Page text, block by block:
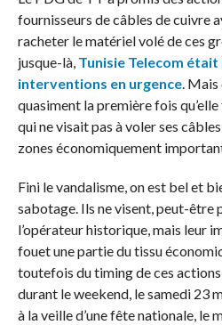
fournisseurs de câbles de cuivre
racheter le matériel volé de ces
jusque-là, Tunisie Telecom
interventions en urgence. Mais
quasiment la première fois
qui ne visait pas à voler ses
zones économiquement
Fini le vandalisme, on est bel et
sabotage. Ils ne visent, peut-être
l’opérateur historique, mais leur
fouet une partie du tissu
toutefois du timing de ces
durant le weekend, le samedi 23
à la veille d’une fête nationale, le